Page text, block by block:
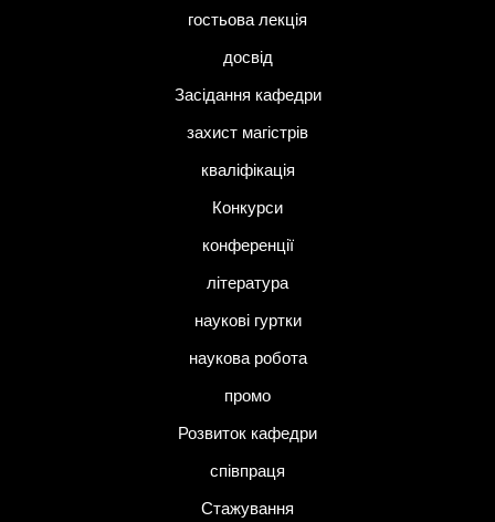
гостьова лекція
досвід
Засідання кафедри
захист магістрів
кваліфікація
Конкурси
конференції
література
наукові гуртки
наукова робота
промо
Розвиток кафедри
співпраця
Стажування